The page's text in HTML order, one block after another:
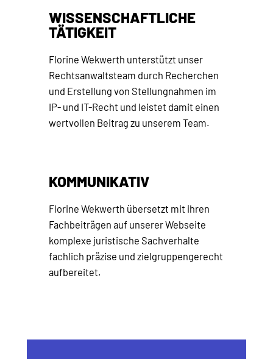
WISSENSCHAFTLICHE
TÄTIGKEIT
Florine Wekwerth unterstützt unser
Rechtsanwaltsteam durch Recherchen
und Erstellung von Stellungnahmen im
IP- und IT-Recht und leistet damit einen
wertvollen Beitrag zu unserem Team.
KOMMUNIKATIV
Florine Wekwerth übersetzt mit ihren
Fachbeiträgen auf unserer Webseite
komplexe juristische Sachverhalte
fachlich präzise und zielgruppengerecht
aufbereitet.